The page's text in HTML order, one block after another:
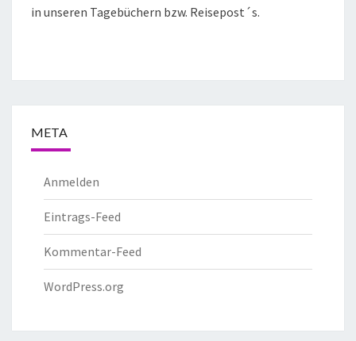
in unseren Tagebüchern bzw. Reisepost´s.
META
Anmelden
Eintrags-Feed
Kommentar-Feed
WordPress.org